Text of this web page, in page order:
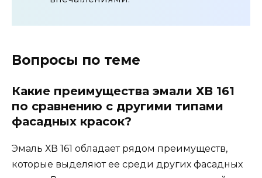
Вопросы по теме
Какие преимущества эмали ХВ 161
по сравнению с другими типами
фасадных красок?
Эмаль ХВ 161 обладает рядом преимуществ,
которые выделяют ее среди других фасадных